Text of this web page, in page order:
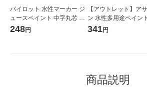
パイロット 水性マーカー ジ
ュースペイント 中字丸芯 ブ
ラウン SJP-20M-BN 1本
248円
【アウトレット】ア
ン 水性多用途ペイン
トカラー ハケ付 50ml
341円
商品説明